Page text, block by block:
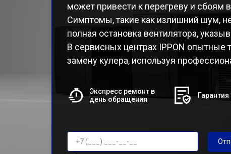
может привести к перегреву и сбоям
Симптомы, такие как излишний шум,
полная остановка вентилятора,
В сервисных центрах IPPON опытные
замену кулера, используя
Экспресс ремонт в
день обращения